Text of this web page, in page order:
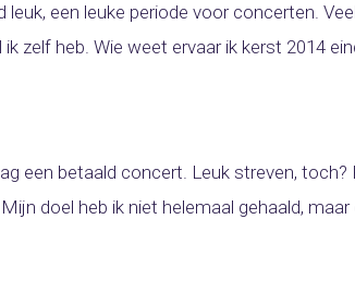
een leuke periode voor concerten.
zelf heb. Wie weet ervaar ik kerst 2014
een betaald concert. Leuk streven,
doel heb ik niet helemaal gehaald,